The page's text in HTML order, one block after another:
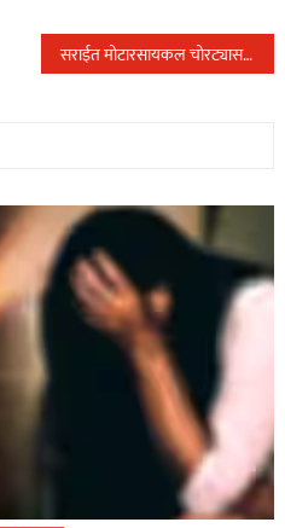
सराईत मोटारसायकल चोरट्यास स्थानिक गुन्हे शाखेने गडचिरोली येथे जाऊन केली अटक…